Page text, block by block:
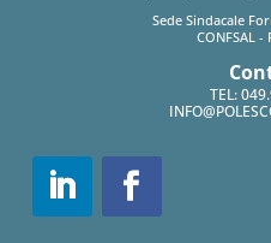
Sede Sindacale
CONFSAL -
TEL: